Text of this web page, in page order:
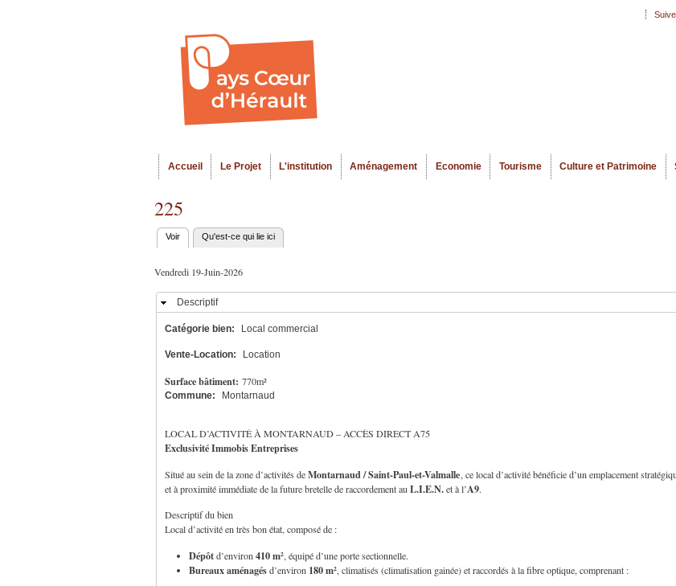
Menu principal
Accueil Le Projet L'institution Aménagement Economie Tourisme Culture et Patrimoine
225
Onglets
principaux
Voir (onglet actif)
Qu'est-ce qui lie ici
Vendredi 19-Juin-2026
Masquer
Descriptif
Catégorie bien: Local commercial
Vente-Location: Location
Surface bâtiment: 770m²
Commune: Montarnaud
LOCAL D’ACTIVITÉ À MONTARNAUD – ACCÈS DIRECT A75
Exclusivité Immobis Entreprises
Situé au sein de la zone d’activités deMontarnaud / Saint-Paul-et-Valmalle, ce local d’activité bénéficie d’un emplacement
et à proximité immédiate de la future bretelle de raccordement auL.I.E.N.et à l’A9.
Descriptif du bien
Local d’activité en très bon état, composé de :
Dépôtd’environ410 m², équipé d’une porte sectionnelle.
Bureaux aménagésd’environ 180 m², climatisés (climatisation gainée) et raccordés à la fibre optique, comprenant :